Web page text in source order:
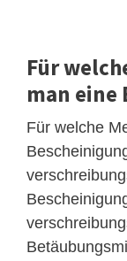
Für
man eine
Für welche